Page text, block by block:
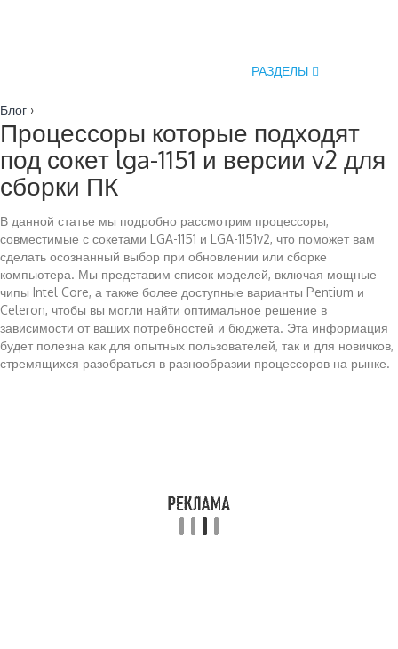
РАЗДЕЛЫ
Блог ›
Процессоры которые подходят
под сокет lga-1151 и версии v2 для
сборки ПК
В данной статье мы подробно рассмотрим процессоры,
совместимые с сокетами LGA-1151 и LGA-1151v2, что поможет вам
сделать осознанный выбор при обновлении или сборке
компьютера. Мы представим список моделей, включая мощные
чипы Intel Core, а также более доступные варианты Pentium и
Celeron, чтобы вы могли найти оптимальное решение в
зависимости от ваших потребностей и бюджета. Эта информация
будет полезна как для опытных пользователей, так и для новичков,
стремящихся разобраться в разнообразии процессоров на рынке.